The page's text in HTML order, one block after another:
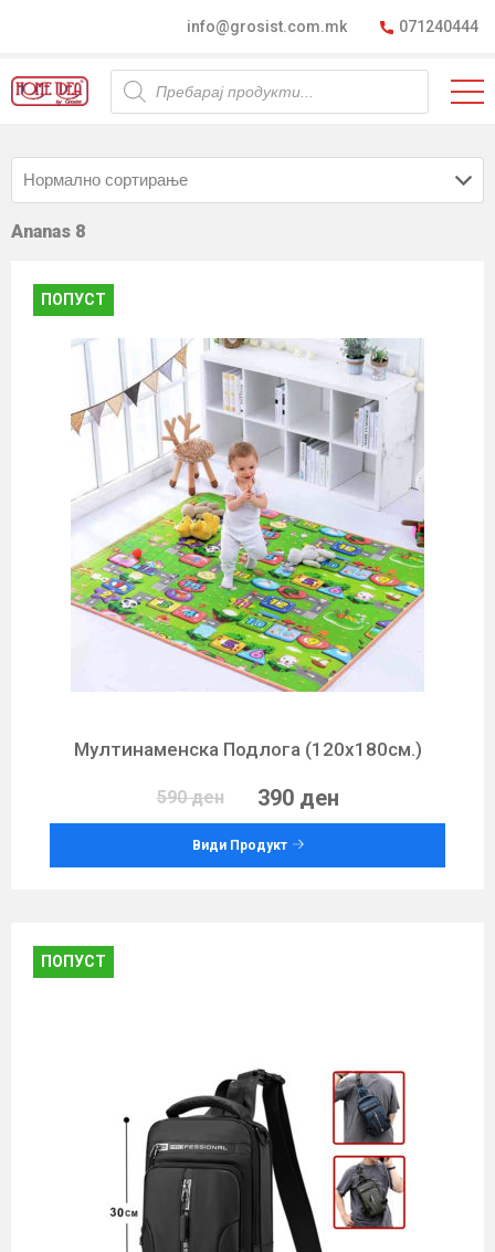
info@grosist.com.mk 071240444
Products
search
Ananas 8
ПОПУСТ
Мултинаменска Подлога (120х180см.)
590 ден 390 ден
Види Продукт
ПОПУСТ